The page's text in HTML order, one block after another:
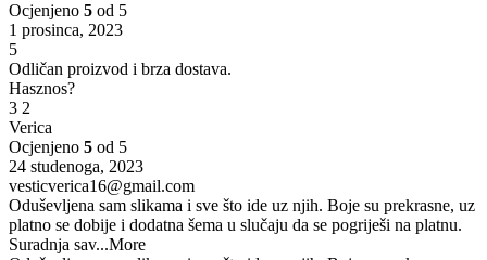
Ocjenjeno 5 od 5
1 prosinca, 2023
5
Odličan proizvod i brza dostava.
Hasznos?
3 2
Verica
Ocjenjeno 5 od 5
24 studenoga, 2023
vesticverica16@gmail.com
Oduševljena sam slikama i sve što ide uz njih. Boje su prekrasne, uz
platno se dobije i dodatna šema u slučaju da se pogriješi na platnu.
Suradnja sav...More